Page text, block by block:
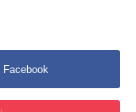
Facebook